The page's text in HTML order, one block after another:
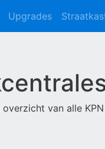
Upgrades
van alle